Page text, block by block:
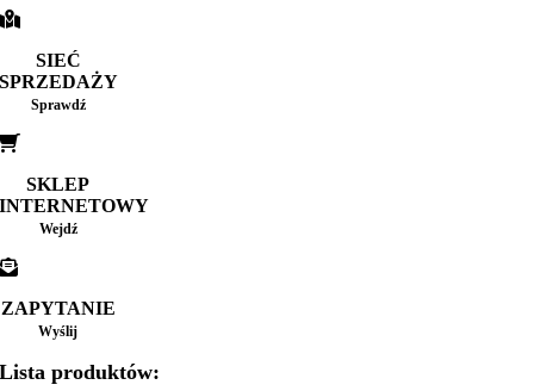
SIEĆ
SPRZEDAŻY
Sprawdź
SKLEP
INTERNETOWY
Wejdź
ZAPYTANIE
Wyślij
Lista produktów: